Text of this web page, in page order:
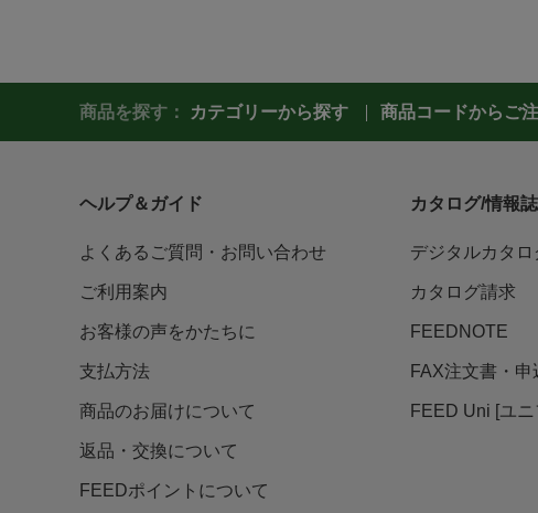
商品を探す： カテゴリーから探す 商品コードからご
ヘルプ＆ガイド
よくあるご質問・お問い合わせ
ご利用案内
お客様の声をかたちに
支払方法
商品のお届けについて
返品・交換について
FEEDポイントについて
カタログ/情報誌
デジタルカタロ
カタログ請求
FEEDNOTE
FAX注文書・申
FEED Uni [ユ